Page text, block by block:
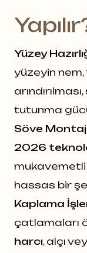
Yüzey
yüzeyin
arındırılması,
tutunma
Söve
2026
mukavemetli
hassas bir
Kaplama
çatlamaları
harcı, alçı